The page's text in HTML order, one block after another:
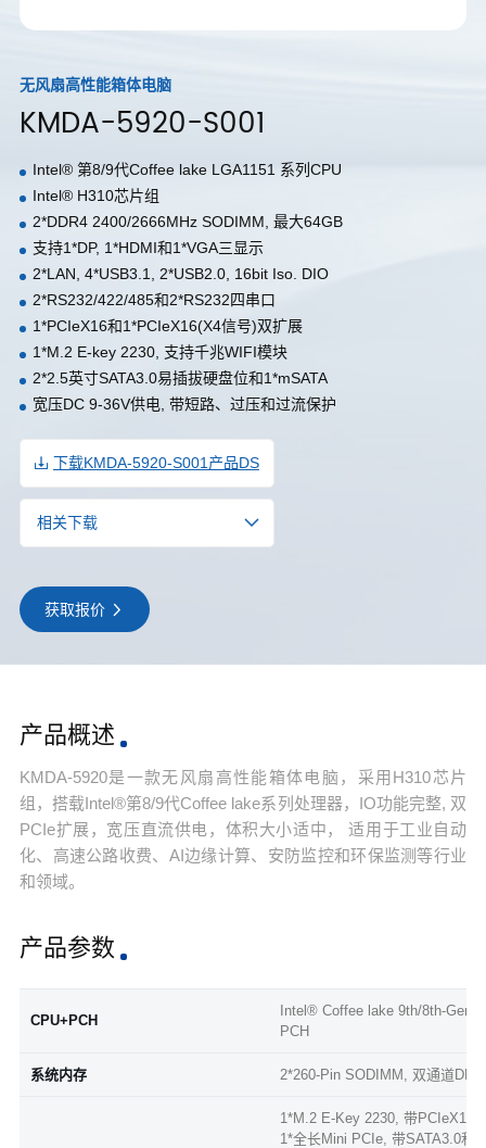
无风扇高性能箱体电脑
KMDA-5920-S001
Intel® 第8/9代Coffee lake LGA1151 系列CPU
Intel® H310芯片组
2*DDR4 2400/2666MHz SODIMM, 最大64GB
支持1*DP, 1*HDMI和1*VGA三显示
2*LAN, 4*USB3.1, 2*USB2.0, 16bit Iso. DIO
2*RS232/422/485和2*RS232四串口
1*PCIeX16和1*PCIeX16(X4信号)双扩展
1*M.2 E-key 2230, 支持千兆WIFI模块
2*2.5英寸SATA3.0易插拔硬盘位和1*mSATA
宽压DC 9-36V供电, 带短路、过压和过流保护
下载KMDA-5920-S001产品DS
相关下载
获取报价
产品概述
KMDA-5920是一款无风扇高性能箱体电脑，采用H310芯片
组，搭载Intel®第8/9代Coffee lake系列处理器，IO功能完整, 双
PCIe扩展，宽压直流供电，体积大小适中， 适用于工业自动
化、高速公路收费、AI边缘计算、安防监控和环保监测等行业
和领域。
产品参数
CPU+PCH
Intel® Coffee lake 9th/8th-Gen
PCH
系统内存 2*260-Pin SODIMM, 双通道
1*M.2 E-Key 2230, 带PCIeX1
1*全长Mini PCIe, 带SATA3.0和